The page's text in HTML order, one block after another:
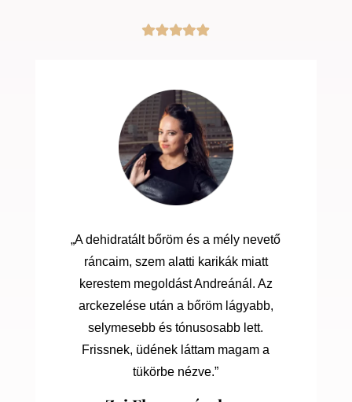
„A dehidratált bőröm és a mély nevető
ráncaim, szem alatti karikák miatt
kerestem megoldást Andreánál. Az
arckezelése után a bőröm lágyabb,
selymesebb és tónusosabb lett.
Frissnek, üdének láttam magam a
tükörbe nézve.”